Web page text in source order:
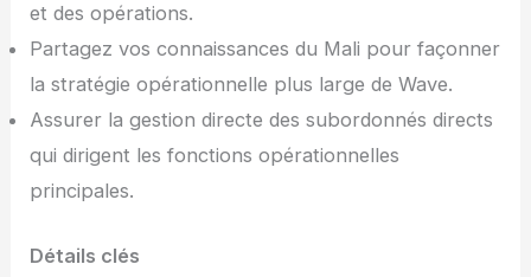
et des opérations.
Partagez vos connaissances du Mali pour façonner
la stratégie opérationnelle plus large de Wave.
Assurer la gestion directe des subordonnés directs
qui dirigent les fonctions opérationnelles
principales.
Détails clés